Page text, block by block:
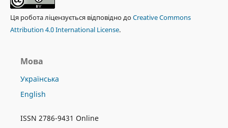
Ця робота ліцензується відповідно доCreative Commons
Attribution 4.0 International License.
Мова
Українська
English
ISSN 2786-9431 Online